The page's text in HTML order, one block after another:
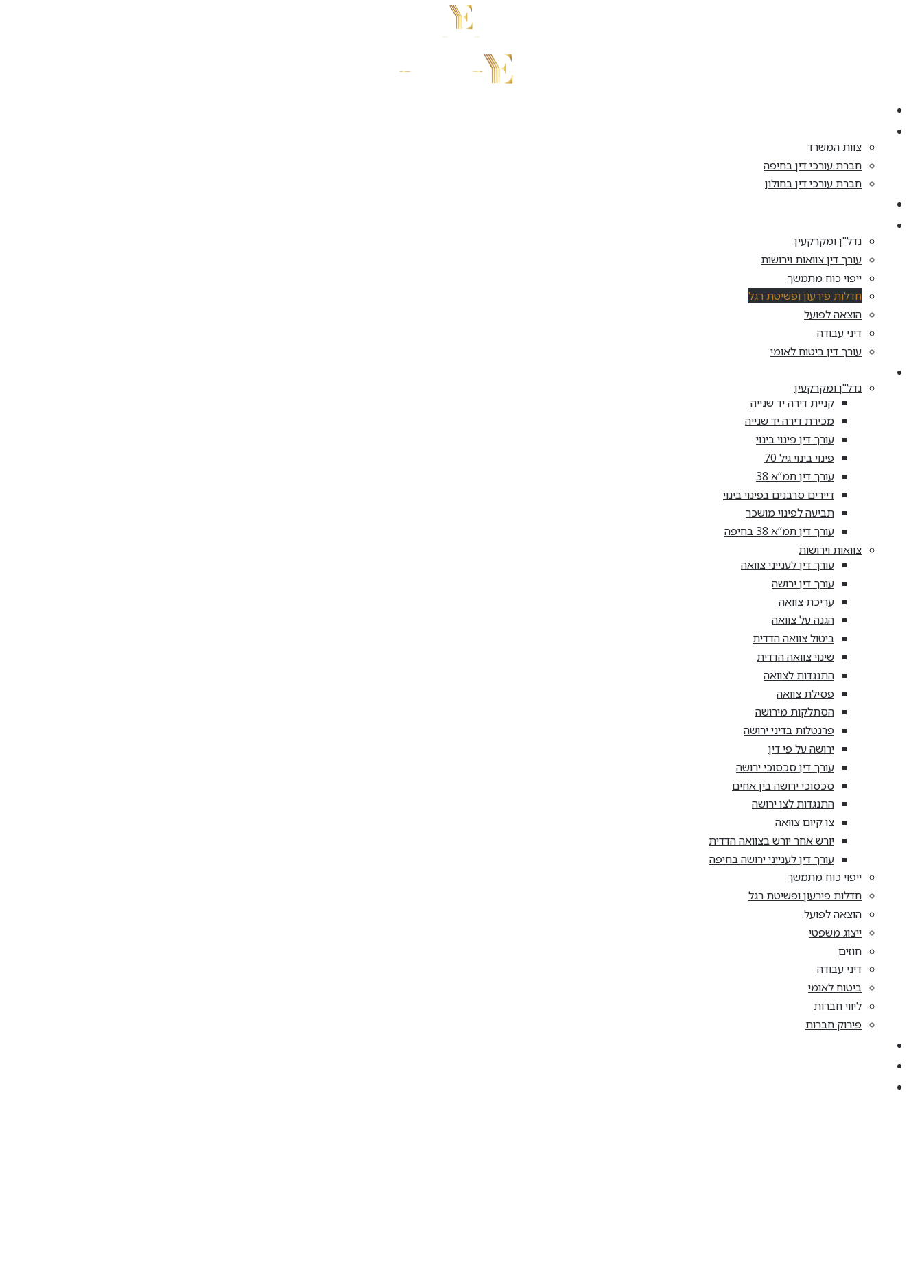
צוות המשרד
חברת עורכי דין בחיפה
חברת עורכי דין בחולון
נדל"ן ומקרקעין
עורך דין צוואות וירושות
ייפוי כוח מתמשך
חדלות פירעון ופשיטת רגל
הוצאה לפועל
דיני עבודה
עורך דין ביטוח לאומי
נדל"ן ומקרקעין
קניית דירה יד שנייה
מכירת דירה יד שנייה
עורך דין פינוי בינוי
פינוי בינוי גיל 70
עורך דין תמ”א 38
דיירים סרבנים בפינוי בינוי
תביעה לפינוי מושכר
עורך דין תמ”א 38 בחיפה
צוואות וירושות
עורך דין לענייני צוואה
עורך דין ירושה
עריכת צוואה
הגנה על צוואה
ביטול צוואה הדדית
שינוי צוואה הדדית
התנגדות לצוואה
פסילת צוואה
הסתלקות מירושה
פרנטלות בדיני ירושה
ירושה על פי דין
עורך דין סכסוכי ירושה
סכסוכי ירושה בין אחים
התנגדות לצו ירושה
צו קיום צוואה
יורש אחר יורש בצוואה הדדית
עורך דין לענייני ירושה בחיפה
ייפוי כוח מתמשך
חדלות פירעון ופשיטת רגל
הוצאה לפועל
ייצוג משפטי
חוזים
דיני עבודה
ביטוח לאומי
ליווי חברות
פירוק חברות